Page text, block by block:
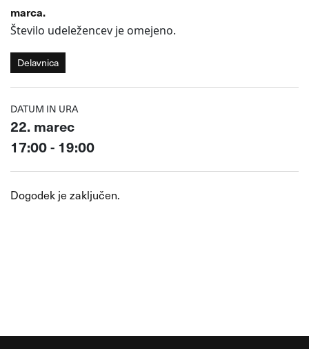
marca.
Število udeležencev je omejeno.
Delavnica
DATUM IN URA
22. marec
17:00 - 19:00
Dogodek je zaključen.